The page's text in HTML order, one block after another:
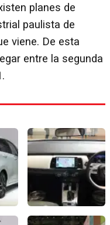
planes de
paulista de
viene. De esta
entre la segunda